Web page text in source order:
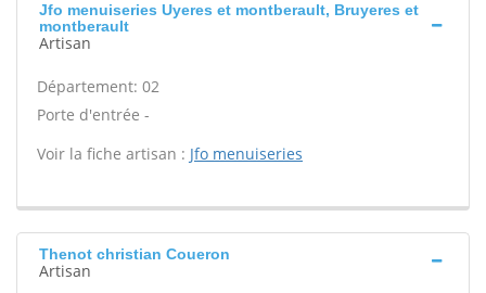
Jfo menuiseries Uyeres et montberault, Bruyeres et
montberault
Artisan
Département: 02
Porte d'entrée -
Voir la fiche artisan : Jfo menuiseries
Thenot christian Coueron
Artisan